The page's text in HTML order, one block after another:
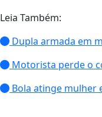
Leia Também:
Dupla armada em
Motorista perde o
Bola atinge mulher